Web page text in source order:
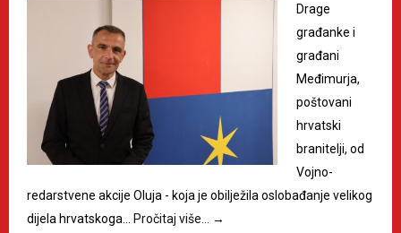
Drage
građanke i
građani
Međimurja,
poštovani
hrvatski
branitelji, od
Vojno-
redarstvene akcije Oluja - koja je obilježila oslobađanje velikog
dijela hrvatskoga…
Pročitaj više… →